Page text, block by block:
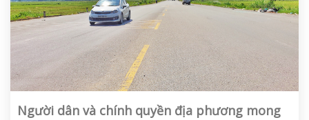
Người dân và chính quyền địa phương mong